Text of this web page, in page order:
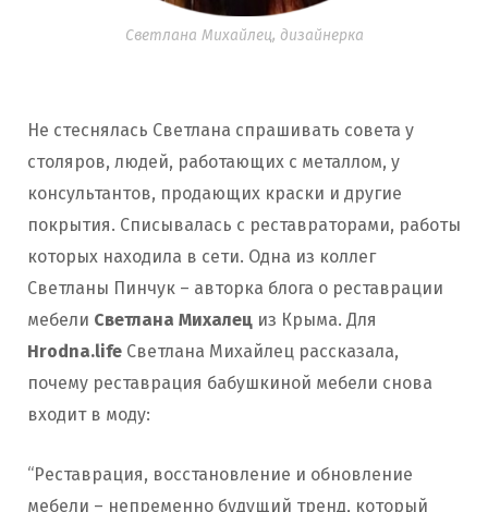
Светлана Михайлец, дизайнерка
Не стеснялась Светлана спрашивать совета у
столяров, людей, работающих с металлом, у
консультантов, продающих краски и другие
покрытия. Списывалась с реставраторами, работы
которых находила в сети. Одна из коллег
Светланы Пинчук – авторка блога о реставрации
мебели Светлана Михалец из Крыма. Для
Hrodna.life Светлана Михайлец рассказала,
почему реставрация бабушкиной мебели снова
входит в моду:
“Реставрация, восстановление и обновление
мебели – непременно будущий тренд, который